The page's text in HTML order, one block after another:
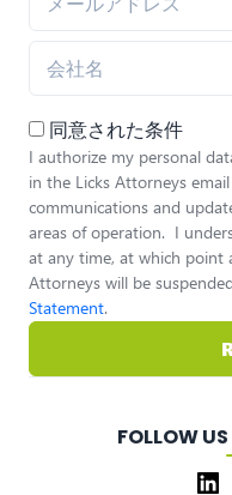
同意された条件
I authorize my personal
in the Licks Attorneys
communications and
areas of operation. I
at any time, at which point
Attorneys will be
Statement.
FOLLOW